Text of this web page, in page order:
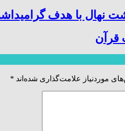
نهال با هدف
قرآن
موردنیاز علامت‌گذاری شده‌اند *